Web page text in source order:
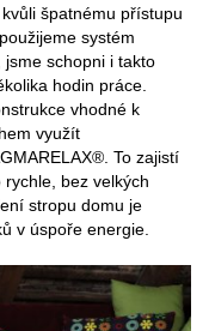
špatnému přístupu
systém
schopni i takto
hodin práce.
vhodné k
využít
To zajistí
bez velkých
stropu domu je
v úspoře energie.